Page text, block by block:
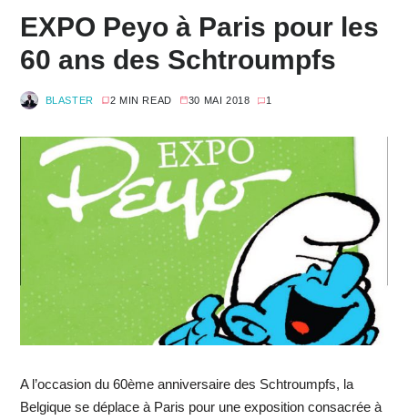
EXPO Peyo à Paris pour les
60 ans des Schtroumpfs
BLASTER 2 MIN READ 30 MAI 2018 1
A l’occasion du 60ème anniversaire des Schtroumpfs, la
Belgique se déplace à Paris pour une exposition consacrée à